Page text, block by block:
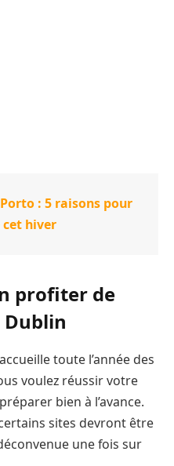
: 5 raisons pour
cet hiver
profiter de
toute l’année des
voulez réussir votre
bien à l’avance.
sites devront être
une fois sur